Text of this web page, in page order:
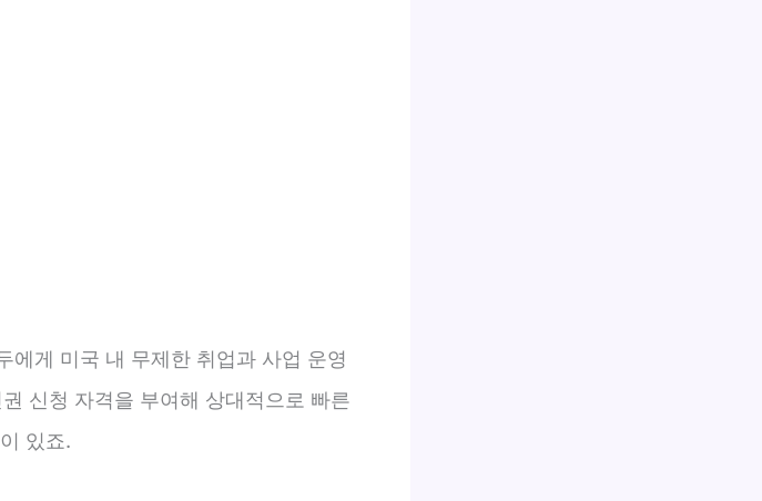
에게 미국 내 무제한 취업과 사업 운영
신청 자격을 부여해 상대적으로 빠른
있죠.